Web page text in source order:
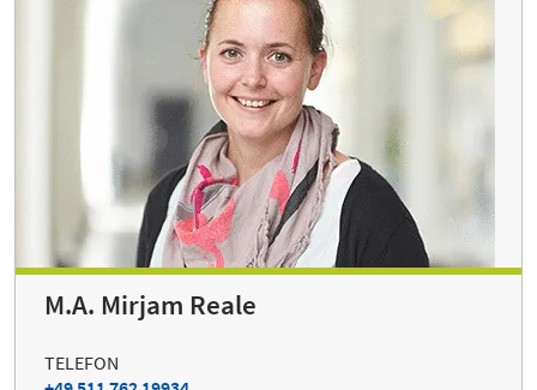
M.A. Mirjam Reale
TELEFON